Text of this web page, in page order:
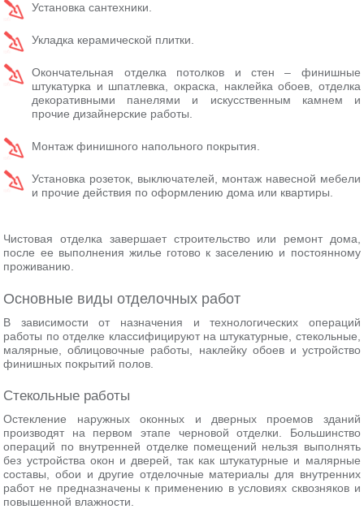
Установка сантехники.
Укладка керамической плитки.
Окончательная отделка потолков и стен – финишные
штукатурка и шпатлевка, окраска, наклейка обоев, отделка
декоративными панелями и искусственным камнем и
прочие дизайнерские работы.
Монтаж финишного напольного покрытия.
Установка розеток, выключателей, монтаж навесной мебели
и прочие действия по оформлению дома или квартиры.
Чистовая отделка завершает строительство или ремонт дома,
после ее выполнения жилье готово к заселению и постоянному
проживанию.
Основные виды отделочных работ
В зависимости от назначения и технологических операций
работы по отделке классифицируют на штукатурные, стекольные,
малярные, облицовочные работы, наклейку обоев и устройство
финишных покрытий полов.
Стекольные работы
Остекление наружных оконных и дверных проемов зданий
производят на первом этапе черновой отделки. Большинство
операций по внутренней отделке помещений нельзя выполнять
без устройства окон и дверей, так как штукатурные и малярные
составы, обои и другие отделочные материалы для внутренних
работ не предназначены к применению в условиях сквозняков и
повышенной влажности.